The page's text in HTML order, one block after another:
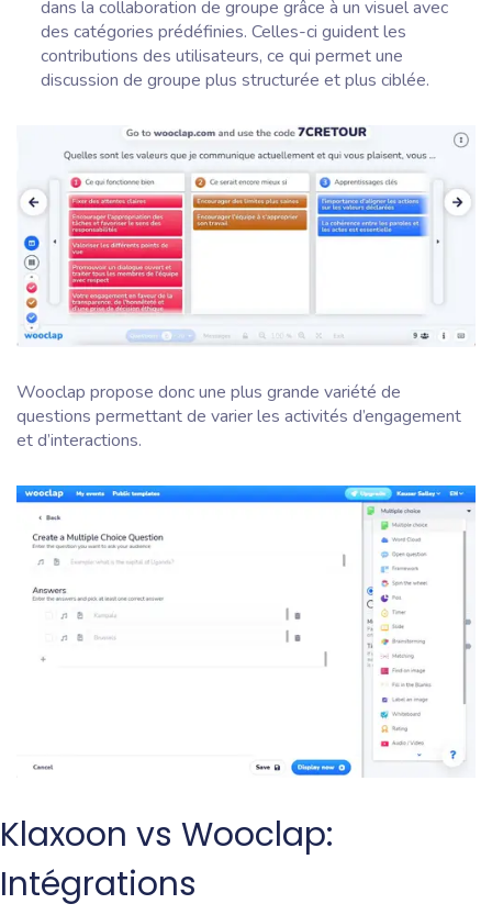
dans la collaboration de groupe grâce à un visuel avec
des catégories prédéfinies. Celles-ci guident les
contributions des utilisateurs, ce qui permet une
discussion de groupe plus structurée et plus ciblée.
Wooclap propose donc une plus grande variété de
questions permettant de varier les activités d’engagement
et d’interactions.
Klaxoon vs Wooclap:
Intégrations